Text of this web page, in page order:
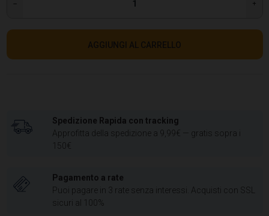
AGGIUNGI AL CARRELLO
Spedizione Rapida con tracking
Approfitta della spedizione a 9,99€ — gratis sopra i
150€
Pagamento a rate
Puoi pagare in 3 rate senza interessi. Acquisti con SSL
sicuri al 100%